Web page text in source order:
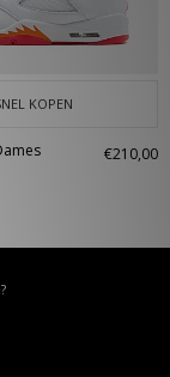
KOPEN
€210,00